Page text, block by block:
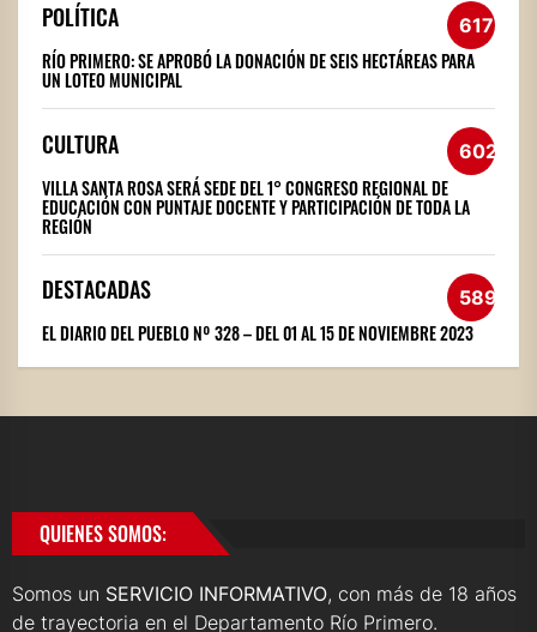
POLÍTICA 617
RÍO PRIMERO: SE APROBÓ LA DONACIÓN DE SEIS HECTÁREAS PARA
UN LOTEO MUNICIPAL
CULTURA 602
VILLA SANTA ROSA SERÁ SEDE DEL 1° CONGRESO REGIONAL DE
EDUCACIÓN CON PUNTAJE DOCENTE Y PARTICIPACIÓN DE TODA LA
REGIÓN
DESTACADAS 589
EL DIARIO DEL PUEBLO Nº 328 – DEL 01 AL 15 DE NOVIEMBRE 2023
QUIENES SOMOS:
Somos un SERVICIO INFORMATIVO, con más de 18 años
de trayectoria en el Departamento Río Primero.